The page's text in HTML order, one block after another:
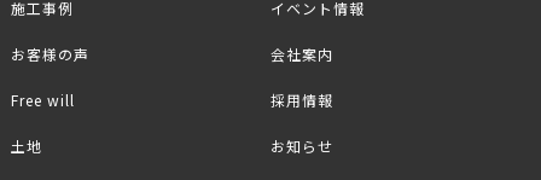
施工事例
お客様の声
Free will
土地
イベント情報
会社案内
採用情報
お知らせ